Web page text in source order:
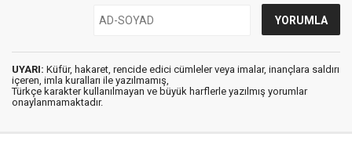
UYARI: Küfür, hakaret, rencide edici cümleler veya imalar, inançlara saldırı
içeren, imla kuralları ile yazılmamış,
Türkçe karakter kullanılmayan ve büyük harflerle yazılmış yorumlar
onaylanmamaktadır.